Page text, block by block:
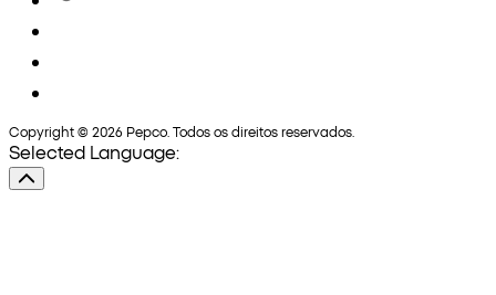
Copyright © 2026 Pepco. Todos os direitos reservados.
Selected Language: